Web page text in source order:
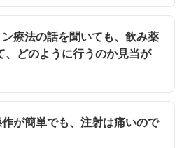
療法の話を聞いても、飲み薬
、どのように行うのか見当が
が簡単でも、注射は痛いので